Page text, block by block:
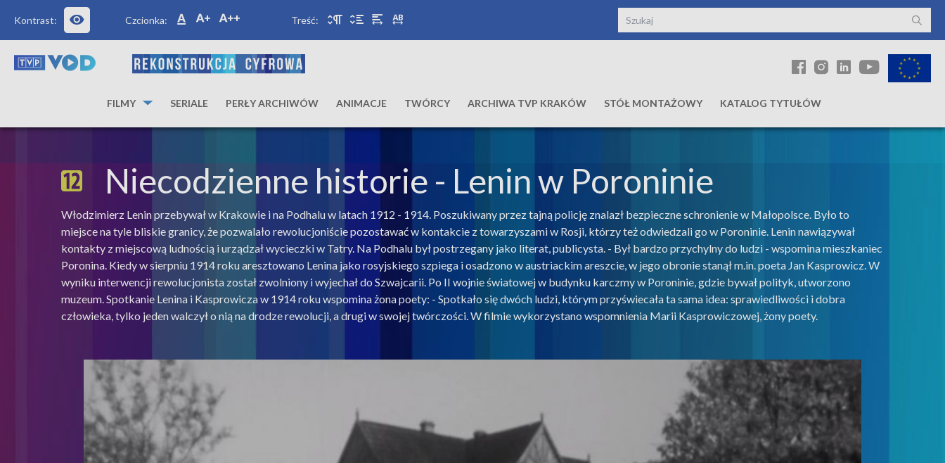
Kontrast: Czcionka: Treść:
FILMY SERIALE PERŁY ARCHIWÓW ANIMACJE TWÓRCY ARCHIWA TVP KRAKÓW STÓŁ MONTAŻOWY KATALOG TYTUŁÓW
Niecodzienne historie - Lenin w Poroninie
Włodzimierz Lenin przebywał w Krakowie i na Podhalu w latach 1912 - 1914. Poszukiwany przez tajną policję znalazł bezpieczne schronienie w Małopolsce. Było to
miejsce na tyle bliskie granicy, że pozwalało rewolucjoniście pozostawać w kontakcie z towarzyszami w Rosji, którzy też odwiedzali go w Poroninie. Lenin nawiązywał
kontakty z miejscową ludnością i urządzał wycieczki w Tatry. Na Podhalu był postrzegany jako literat, publicysta. - Był bardzo przychylny do ludzi - wspomina mieszkaniec
Poronina. Kiedy w sierpniu 1914 roku aresztowano Lenina jako rosyjskiego szpiega i osadzono w austriackim areszcie, w jego obronie stanął m.in. poeta Jan Kasprowicz. W
wyniku interwencji rewolucjonista został zwolniony i wyjechał do Szwajcarii. Po II wojnie światowej w budynku karczmy w Poroninie, gdzie bywał polityk, utworzono
muzeum. Spotkanie Lenina i Kasprowicza w 1914 roku wspomina żona poety: - Spotkało się dwóch ludzi, którym przyświecała ta sama idea: sprawiedliwości i dobra
człowieka, tylko jeden walczył o nią na drodze rewolucji, a drugi w swojej twórczości. W filmie wykorzystano wspomnienia Marii Kasprowiczowej, żony poety.